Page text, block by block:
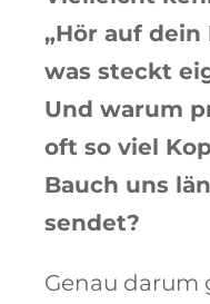
„Hör auf dein
was steckt
Und warum
oft so viel
Bauch uns
sendet?
Genau darum